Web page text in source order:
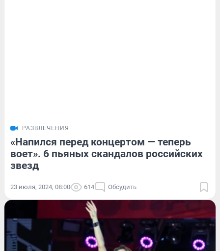
РАЗВЛЕЧЕНИЯ
«Напился перед концертом — теперь
воет». 6 пьяных скандалов российских
звезд
23 июля, 2024, 08:00 614 Обсудить